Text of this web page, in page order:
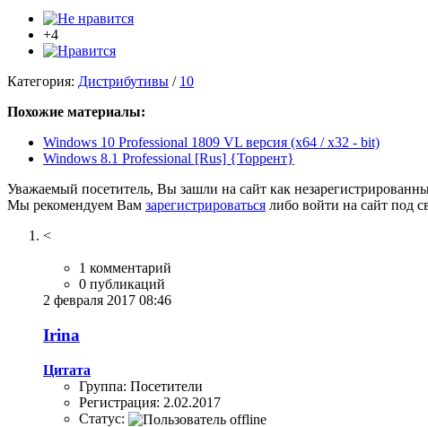
+4
Категория: Дистрибутивы / 10
Похожие материалы:
Windows 10 Professional 1809 VL версия (x64 / x32 - bit)
Windows 8.1 Professional [Rus] {Торрент}
Уважаемый посетитель, Вы зашли на сайт как
Мы рекомендуем Вам зарегистрироваться либо войти на сайт под
<
1 комментарий
0 публикаций
2 февраля 2017 08:46
Irina
Цитата
Группа: Посетители
Регистрация: 2.02.2017
Статус: